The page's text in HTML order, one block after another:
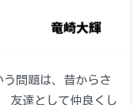
う問題は、昔からさ
友達として仲良くし